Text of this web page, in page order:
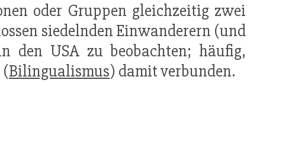
oder Gruppen gleichzeitig zwei
siedelnden Einwanderern (und
den USA zu beobachten; häufig,
Bilingualismus) damit verbunden.